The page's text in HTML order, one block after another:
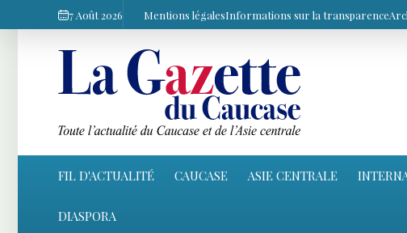
7 Août 2026 Mentions légalesInformations sur la transparence
FIL D'ACTUALITÉ CAUCASE ASIE CENTRALE
DIASPORA